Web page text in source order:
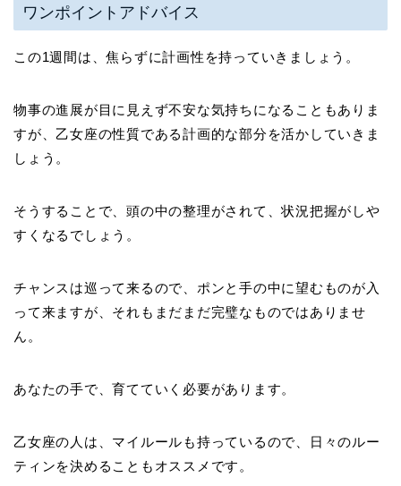
ワンポイントアドバイス
この1週間は、焦らずに計画性を持っていきましょう。
物事の進展が目に見えず不安な気持ちになることもありま
すが、乙女座の性質である計画的な部分を活かしていきま
しょう。
そうすることで、頭の中の整理がされて、状況把握がしや
すくなるでしょう。
チャンスは巡って来るので、ポンと手の中に望むものが入
って来ますが、それもまだまだ完璧なものではありませ
ん。
あなたの手で、育てていく必要があります。
乙女座の人は、マイルールも持っているので、日々のルー
ティンを決めることもオススメです。